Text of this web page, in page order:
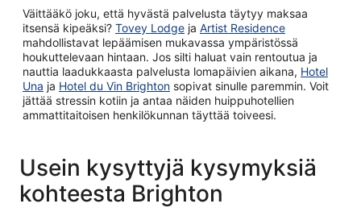
Väittääkö joku, että hyvästä palvelusta täytyy maksaa
itsensä kipeäksi? Tovey Lodge ja Artist Residence
mahdollistavat lepäämisen mukavassa ympäristössä
houkuttelevaan hintaan. Jos silti haluat vain rentoutua ja
nauttia laadukkaasta palvelusta lomapäivien aikana, Hotel
Una ja Hotel du Vin Brighton sopivat sinulle paremmin. Voit
jättää stressin kotiin ja antaa näiden huippuhotellien
ammattitaitoisen henkilökunnan täyttää toiveesi.
Usein kysyttyjä kysymyksiä
kohteesta Brighton